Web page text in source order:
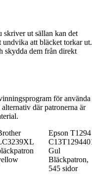
skriver ut sällan kan det
undvika att bläcket torkar ut.
skydda dem från direkt
för använda
där patronerna är
Epson T1294
Gul
Bläckpatron,
545 sidor